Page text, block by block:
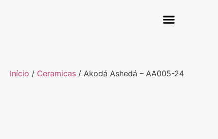
Início / Ceramicas / Akodá Ashedá – AA005-24